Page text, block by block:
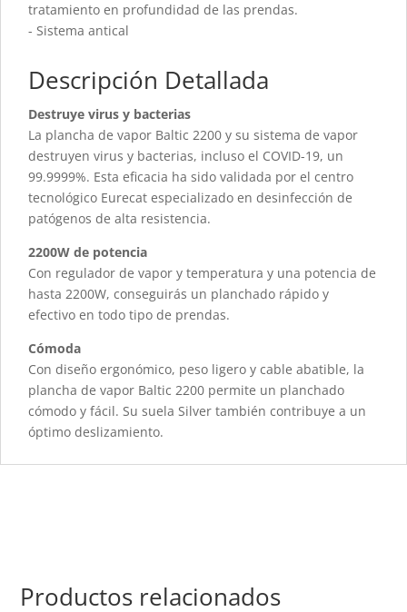
tratamiento en profundidad de las prendas.
- Sistema antical
Descripción Detallada
Destruye virus y bacterias
La plancha de vapor Baltic 2200 y su sistema de vapor
destruyen virus y bacterias, incluso el COVID-19, un
99.9999%. Esta eficacia ha sido validada por el centro
tecnológico Eurecat especializado en desinfección de
patógenos de alta resistencia.
2200W de potencia
Con regulador de vapor y temperatura y una potencia de
hasta 2200W, conseguirás un planchado rápido y
efectivo en todo tipo de prendas.
Cómoda
Con diseño ergonómico, peso ligero y cable abatible, la
plancha de vapor Baltic 2200 permite un planchado
cómodo y fácil. Su suela Silver también contribuye a un
óptimo deslizamiento.
Productos relacionados